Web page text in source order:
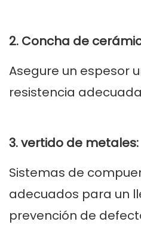
2. Concha de
Asegure un espesor
resistencia
3. vertido de metales:
Sistemas de
adecuados para un
prevención de